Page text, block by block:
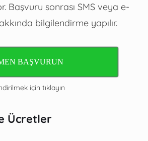
Başvuru sonrası SMS veya e-
bilgilendirme yapılır.
BAŞVURUN
için tıklayın
Ücretler